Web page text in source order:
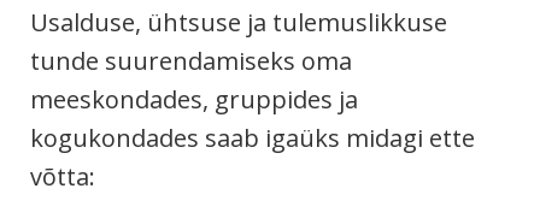
Usalduse, ühtsuse ja tulemuslikkuse
tunde suurendamiseks oma
meeskondades, gruppides ja
kogukondades saab igaüks midagi ette
võtta: